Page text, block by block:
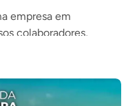
empresa em
colaboradores,
positivos na
Grupo SLC. Conheça